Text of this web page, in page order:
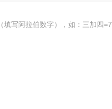
填写阿拉伯数字），如：三加四=7